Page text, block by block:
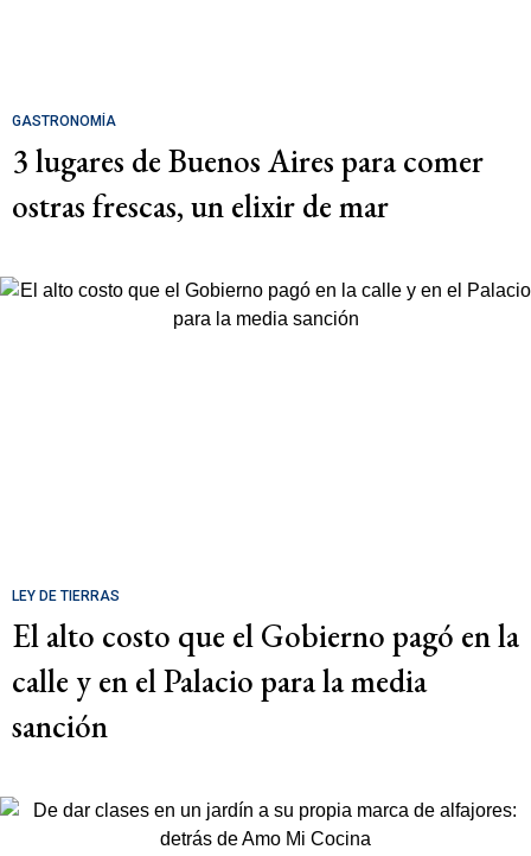
GASTRONOMÍA
3 lugares de Buenos Aires para comer
ostras frescas, un elixir de mar
LEY DE TIERRAS
El alto costo que el Gobierno pagó en la
calle y en el Palacio para la media
sanción